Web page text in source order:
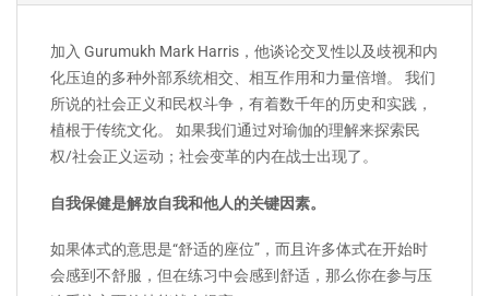
加入 Gurumukh Mark Harris，他谈论交叉性以及歧视和内
化压迫的多种外部系统相交、相互作用和力量倍增。 我们
所说的社会正义和民权斗争，有着数千年的历史和实践，
植根于传统文化。 如果我们通过对瑜伽的理解来探索民
权/社会正义运动；社会变革的内在战士出现了。
自我保健是解放自我和他人的关键因素。
如果体式的意思是“舒适的座位”，而且许多体式在开始时
会感到不舒服，但在练习中会感到舒适，那么你在参与压